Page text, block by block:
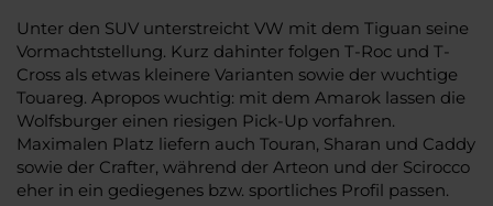
Unter den SUV unterstreicht VW mit dem Tiguan seine
Vormachtstellung. Kurz dahinter folgen T-Roc und T-
Cross als etwas kleinere Varianten sowie der wuchtige
Touareg. Apropos wuchtig: mit dem Amarok lassen die
Wolfsburger einen riesigen Pick-Up vorfahren.
Maximalen Platz liefern auch Touran, Sharan und Caddy
sowie der Crafter, während der Arteon und der Scirocco
eher in ein gediegenes bzw. sportliches Profil passen.